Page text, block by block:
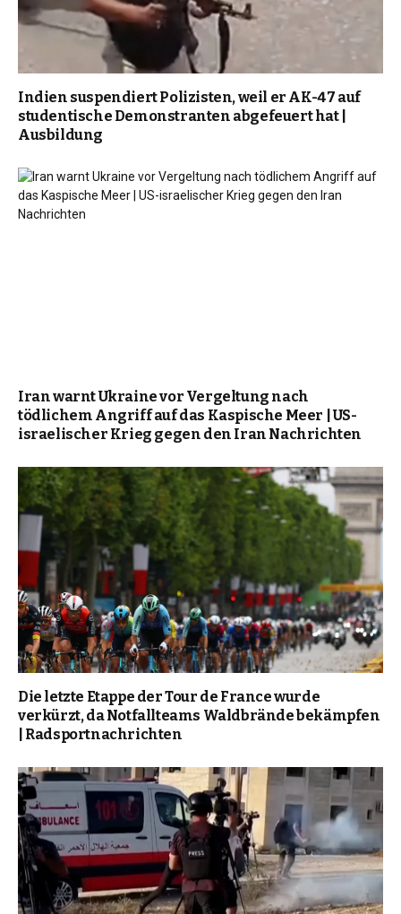
Indien suspendiert Polizisten, weil er AK-47 auf
studentische Demonstranten abgefeuert hat |
Ausbildung
Iran warnt Ukraine vor Vergeltung nach
tödlichem Angriff auf das Kaspische Meer | US-
israelischer Krieg gegen den Iran Nachrichten
Die letzte Etappe der Tour de France wurde
verkürzt, da Notfallteams Waldbrände bekämpfen
| Radsportnachrichten